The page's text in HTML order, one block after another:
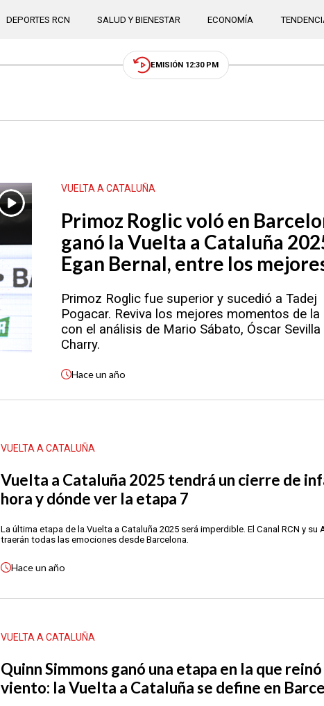
DEPORTES RCN SALUD Y BIENESTAR ECONOMÍA
EMISIÓN 12:30 PM
VUELTA A CATALUÑA
Primoz Roglic voló en
ganó la Vuelta a Cataluña
Egan Bernal, entre los
Primoz Roglic fue superior y sucedió a Tadej
Pogacar. Reviva los mejores momentos de la
con el análisis de Mario Sábato, Óscar Sevilla
Charry.
Haceun año
VUELTA A CATALUÑA
Vuelta a Cataluña 2025 tendrá un cierre de
hora y dónde ver la etapa 7
La última etapa de la Vuelta a Cataluña 2025 será imperdible. El Canal RCN y su
traerán todas las emociones desde Barcelona.
Haceun año
VUELTA A CATALUÑA
Quinn Simmons ganó una etapa en la que
viento: la Vuelta a Cataluña se define en